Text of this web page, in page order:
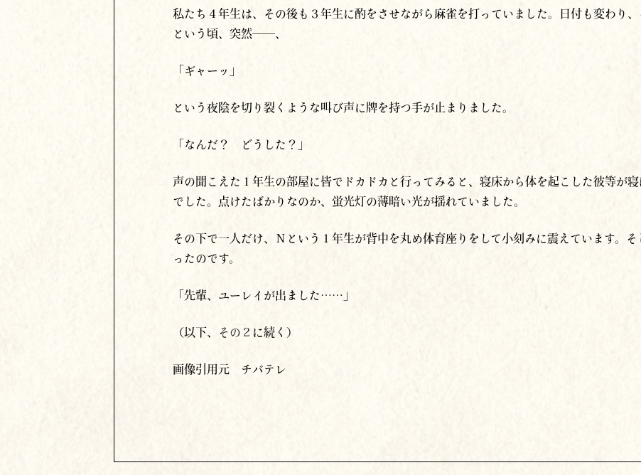
私たち４年生は、その後も３年生に酌をさせながら麻雀を打っていました。日付も変わり
という頃、突然──、
「ギャーッ」
という夜陰を切り裂くような叫び声に牌を持つ手が止まりました。
「なんだ？ どうした？」
声の聞こえた１年生の部屋に皆でドカドカと行ってみると、寝床から体を起こした彼等が
でした。点けたばかりなのか、蛍光灯の薄暗い光が揺れていました。
その下で一人だけ、 Ｎという１年生が背中を丸め体育座りをして小刻みに震えています。
ったのです。
「先輩、ユーレイが出ました……」
（以下、 その２ に続く）
画像引用元 チバテレ